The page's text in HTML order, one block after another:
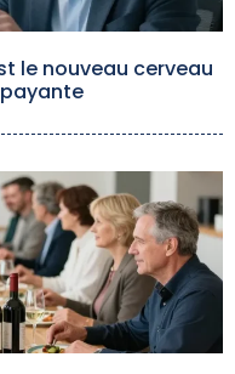
le nouveau cerveau